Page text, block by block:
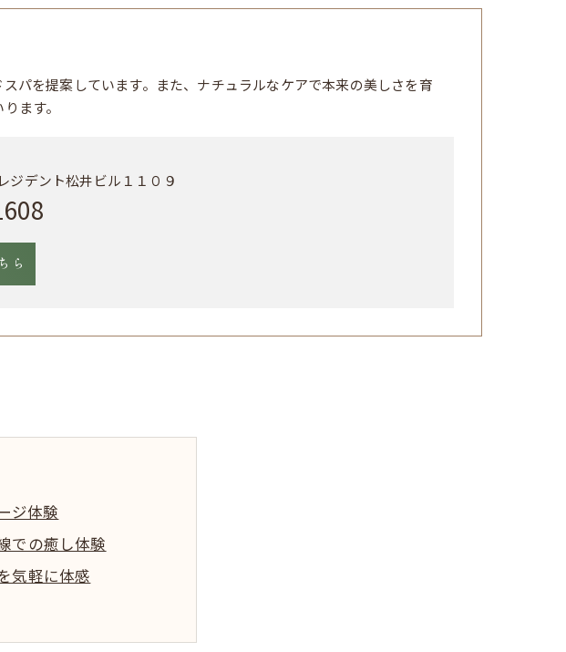
パを提案しています。また、ナチュラルなケアで本来の美しさを育
ます。
ジデント松井ビル１１０９
ら
ジ体験
での癒し体験
気軽に体感
ジの魅力
で探すコツ